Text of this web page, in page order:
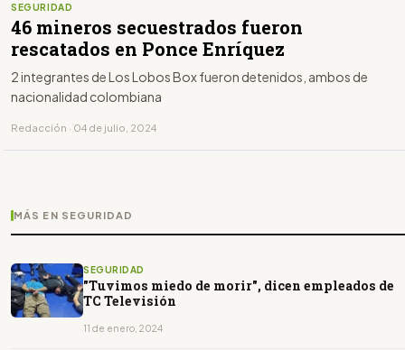
SEGURIDAD
46 mineros secuestrados fueron
rescatados en Ponce Enríquez
2 integrantes de Los Lobos Box fueron detenidos, ambos de
nacionalidad colombiana
Redacción · 04 de julio, 2024
MÁS EN SEGURIDAD
SEGURIDAD
"Tuvimos miedo de morir", dicen empleados de
TC Televisión
11 de enero, 2024